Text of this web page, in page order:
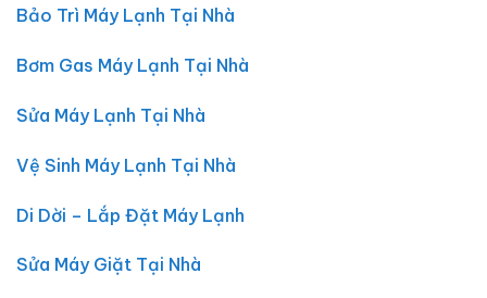
Điện
Lớn
Tín,
Giá
Mặt
Sửa
Máy
Nhà
Điện
Lớn
Bảo Trì Máy Lạnh Tại Nhà
Bơm Gas Máy Lạnh Tại Nhà
Sửa Máy Lạnh Tại Nhà
Vệ Sinh Máy Lạnh Tại Nhà
Di Dời – Lắp Đặt Máy Lạnh
Sửa Máy Giặt Tại Nhà